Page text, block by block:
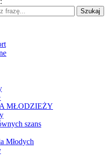
Szukaj
MŁODZIEŻY
szans
Młodych